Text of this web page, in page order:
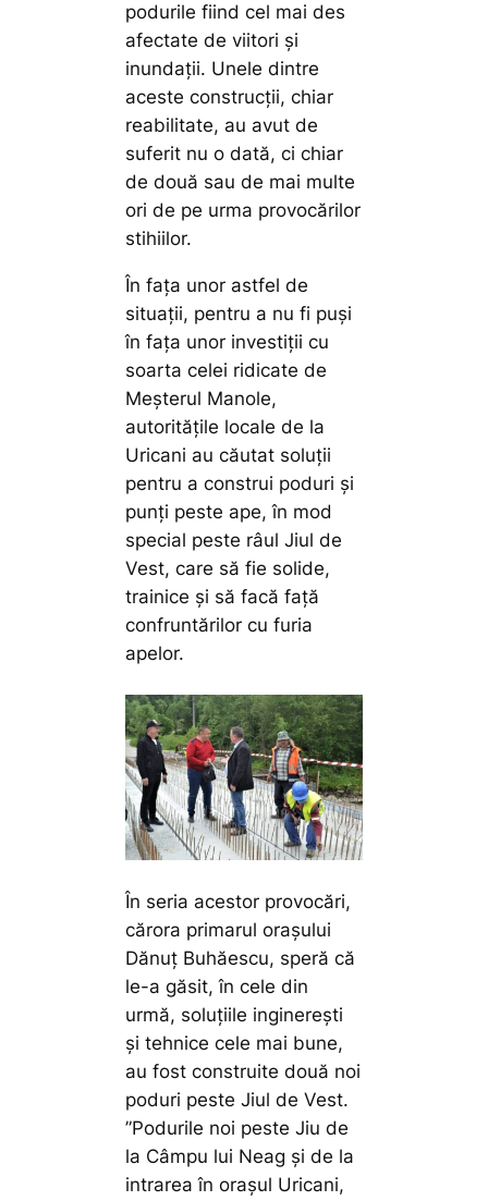
podurile fiind cel mai des
afectate de viitori și
inundații. Unele dintre
aceste construcții, chiar
reabilitate, au avut de
suferit nu o dată, ci chiar
de două sau de mai multe
ori de pe urma provocărilor
stihiilor.
În fața unor astfel de
situații, pentru a nu fi puși
în fața unor investiții cu
soarta celei ridicate de
Meșterul Manole,
autoritățile locale de la
Uricani au căutat soluții
pentru a construi poduri și
punți peste ape, în mod
special peste râul Jiul de
Vest, care să fie solide,
trainice și să facă față
confruntărilor cu furia
apelor.
În seria acestor provocări,
cărora primarul orașului
Dănuț Buhăescu, speră că
le-a găsit, în cele din
urmă, soluțiile inginerești
și tehnice cele mai bune,
au fost construite două noi
poduri peste Jiul de Vest.
”Podurile noi peste Jiu de
la Câmpu lui Neag și de la
intrarea în orașul Uricani,